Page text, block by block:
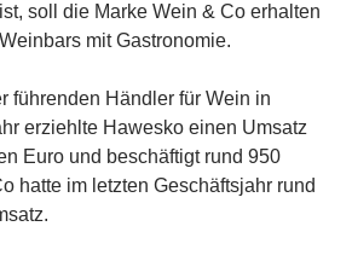
soll die Marke Wein & Co erhalten
mit Gastronomie.
führenden Händler für Wein in
erziehlte Hawesko einen Umsatz
Euro und beschäftigt rund 950
hatte im letzten Geschäftsjahr rund